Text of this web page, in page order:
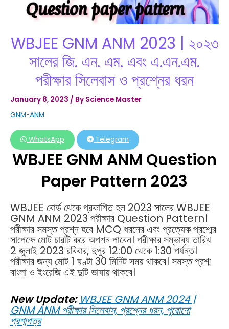
WBJEE GNM ANM 2023 | ২০২৩
সালের জি. এন. এম. এবং এ.এন.এম.
পরীক্ষার সিলেবাস ও প্রশ্নের ধরন
January 8, 2023 / By Science Master
GNM-ANM
WhatsApp Telegram
WBJEE GNM ANM Question
Paper Pattern 2023
WBJEE বোর্ড থেকে প্রকাশিত হল 2023 সালের WBJEE
GNM ANM 2023 পরীক্ষার Question Pattern।
পরীক্ষার সমস্ত প্রশ্ন হবে MCQ ধরনের এবং প্রত্যেক প্রশ্মের
সাপেক্ষে মোট চারটি করে অপশন পাবেন। পরীক্ষার সম্ভাব্য তারিখ
2 জুলাই 2023 রবিবার, দুপুর 12:00 থেকে 1:30 পর্যন্ত।
পরীক্ষার জন্য মোট 1 ঘণ্টা 30 মিনিট সময় থাকবে। সমস্ত প্রশ্ম
বাংলা ও ইংরেজি এই দুটি ভাষায় থাকবে।
New Update: WBJEE GNM ANM 2024 |
GNM ANM পরীক্ষার সিলেবাস, প্রশ্নের ধরন, পুরোনো
প্রশ্মপত্র